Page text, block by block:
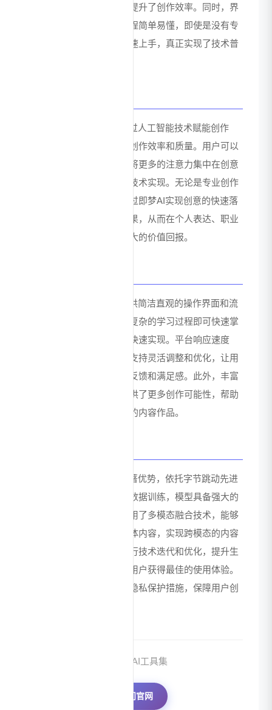
了一站式创作体验，大大提升了创作效率。同时，界
面设计简洁直观，操作流程简单易懂，即使是没有专
业创作经验的用户也能快速上手，真正实现了技术普
即梦AI的核心价值在于通过人工智能技术赋能创作
者，降低创作门槛，提升创作效率和质量。用户可以
节省大量的时间和精力，将更多的注意力集中在创意
构思和内容策划上，而非技术实现。无论是专业创作
者还是普通用户，都能通过即梦AI实现创意的快速落
地，获得高质量的创作成果，从而在个人表达、职业
发展或商业应用中获得更大的价值回报。
即梦AI注重用户体验，提供简洁直观的操作界面和流
畅的创作流程。用户无需复杂的学习过程即可快速掌
握使用方法，实现创意的快速实现。平台响应速度
快，生成效果实时可见，支持灵活调整和优化，让用
户在创作过程中获得即时反馈和满足感。此外，丰富
的模板和素材库为用户提供了更多创作可能性，帮助
用户轻松创作出专业级别的内容作品。
即梦AI在技术层面具有显著优势，依托字节跳动先进
的深度学习框架和大规模数据训练，模型具备强大的
内容理解和生成能力。采用了多模态融合技术，能够
处理和生成多种类型的媒体内容，实现跨模态的内容
创作。同时，平台不断进行技术迭代和优化，提升生
成速度和内容质量，确保用户获得最佳的使用体验。
此外，严格的数据安全和隐私保护措施，保障用户创
来源：AI工具集
访问官网